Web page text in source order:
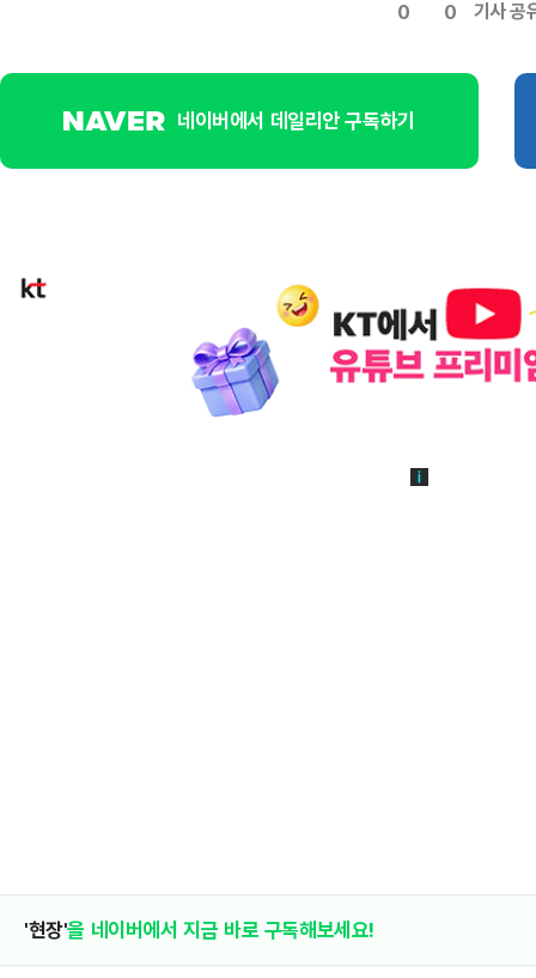
0 0 기사 공
네이버에서 데일리안 구독하기
'현장'을 네이버에서 지금 바로 구독해보세요!